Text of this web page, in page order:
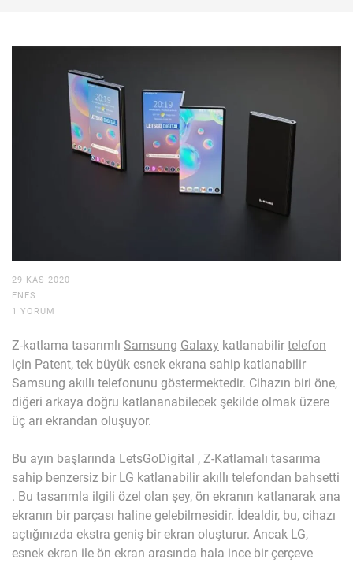
29 KAS 2020
ENES
1 YORUM
Z-katlama tasarımlı Samsung Galaxy katlanabilir telefon
için Patent, tek büyük esnek ekrana sahip katlanabilir
Samsung akıllı telefonunu göstermektedir. Cihazın biri öne,
diğeri arkaya doğru katlananabilecek şekilde olmak üzere
üç arı ekrandan oluşuyor.
Bu ayın başlarında LetsGoDigital , Z-Katlamalı tasarıma
sahip benzersiz bir LG katlanabilir akıllı telefondan bahsetti
. Bu tasarımla ilgili özel olan şey, ön ekranın katlanarak ana
ekranın bir parçası haline gelebilmesidir. İdealdir, bu, cihazı
açtığınızda ekstra geniş bir ekran oluşturur. Ancak LG,
esnek ekran ile ön ekran arasında hala ince bir çerçeve